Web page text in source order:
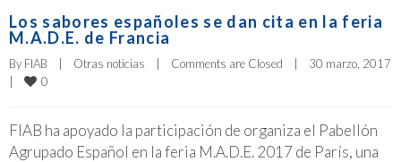
Los sabores españoles se dan cita en la feria
M.A.D.E. de Francia
By FIAB Otras noticias Comments are Closed
0
FIAB ha apoyado la participación de organiza el Pabellón
Agrupado Español en la feria M.A.D.E. 2017 de París, una